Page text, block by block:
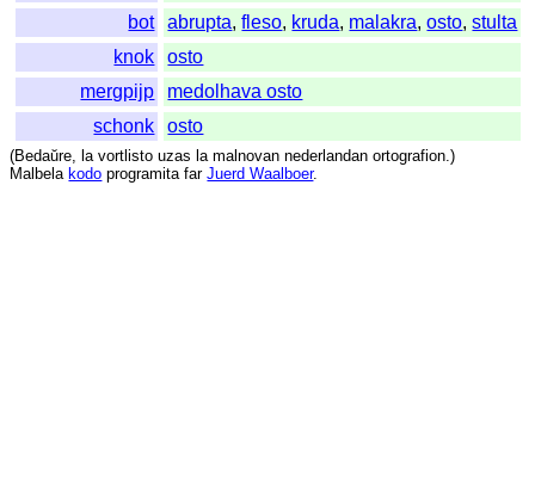
bot
abrupta,fleso, kruda, malakra,osto,stulta
knok
osto
mergpijp
medolhava osto
schonk
osto
(Bedaŭre, la vortlisto uzas la malnovan nederlandan ortografion.)
Malbela kodo programita far Juerd Waalboer.